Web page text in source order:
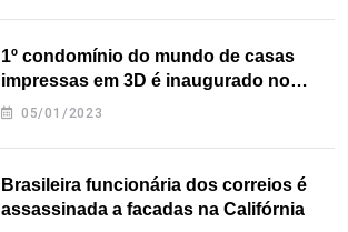
1º condomínio do mundo de casas
impressas em 3D é inaugurado no
Texas
05/01/2023
Brasileira funcionária dos correios é
assassinada a facadas na Califórnia